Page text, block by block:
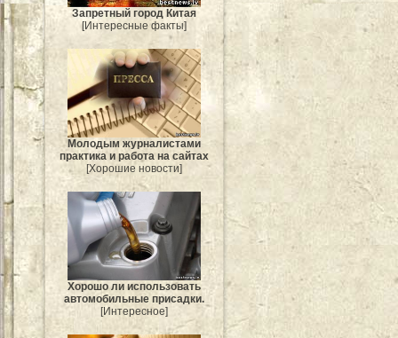
Запретный город Китая
[Интересные факты]
Молодым журналистами
практика и работа на сайтах
[Хорошие новости]
Хорошо ли использовать
автомобильные присадки.
[Интересное]